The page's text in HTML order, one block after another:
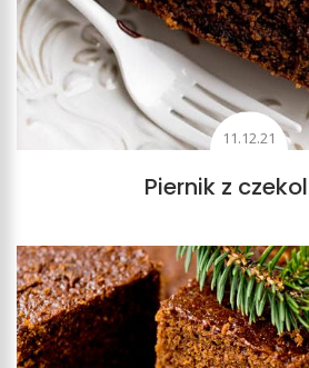
11.12.21
Piernik z